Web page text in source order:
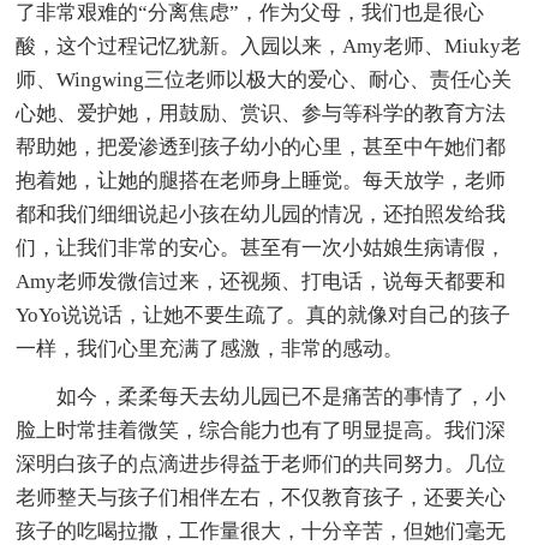
了非常艰难的“分离焦虑”，作为父母，我们也是很心
酸，这个过程记忆犹新。入园以来，Amy老师、Miuky老
师、Wingwing三位老师以极大的爱心、耐心、责任心关
心她、爱护她，用鼓励、赏识、参与等科学的教育方法
帮助她，把爱渗透到孩子幼小的心里，甚至中午她们都
抱着她，让她的腿搭在老师身上睡觉。每天放学，老师
都和我们细细说起小孩在幼儿园的情况，还拍照发给我
们，让我们非常的安心。甚至有一次小姑娘生病请假，
Amy老师发微信过来，还视频、打电话，说每天都要和
YoYo说说话，让她不要生疏了。真的就像对自己的孩子
一样，我们心里充满了感激，非常的感动。
如今，柔柔每天去幼儿园已不是痛苦的事情了，小
脸上时常挂着微笑，综合能力也有了明显提高。我们深
深明白孩子的点滴进步得益于老师们的共同努力。几位
老师整天与孩子们相伴左右，不仅教育孩子，还要关心
孩子的吃喝拉撒，工作量很大，十分辛苦，但她们毫无